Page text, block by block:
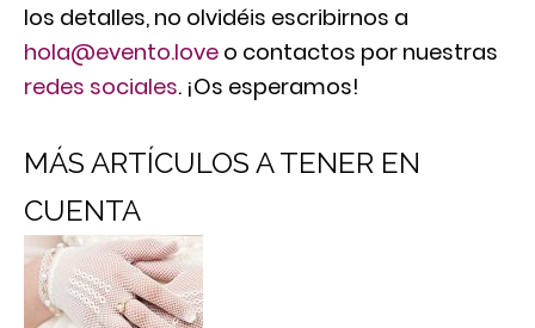
los detalles, no olvidéis escribirnos a
hola@evento.love o contactos por nuestras
redes sociales. ¡Os esperamos!
MÁS ARTÍCULOS A TENER EN
CUENTA